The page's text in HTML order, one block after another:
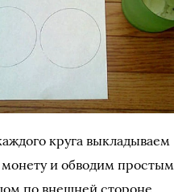
круга выкладываем
и обводим простым
по внешней стороне.